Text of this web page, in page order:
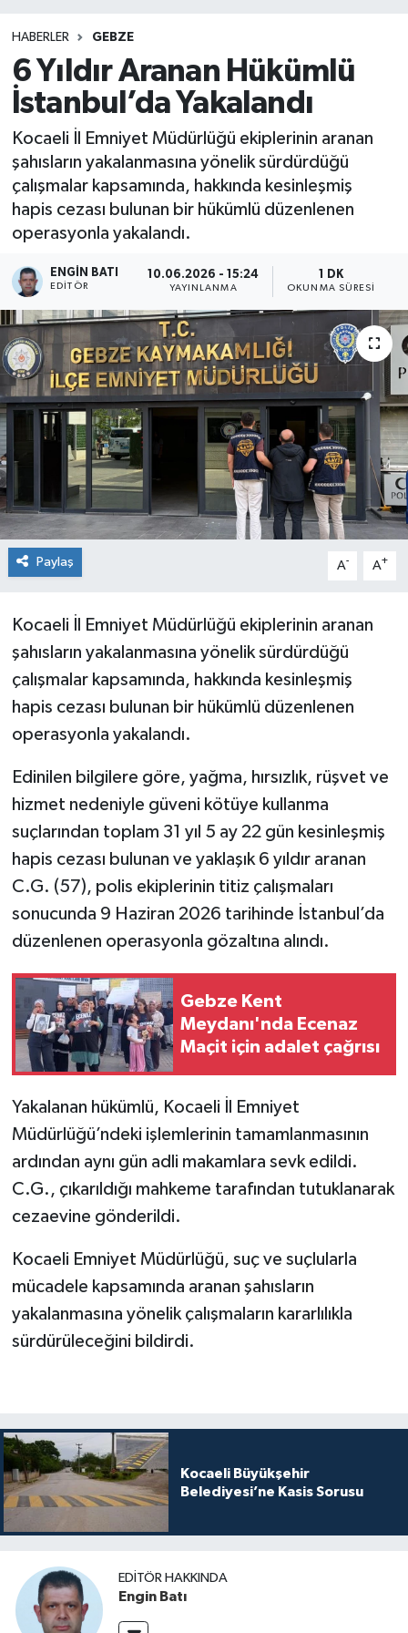
HABERLER GEBZE
6 Yıldır Aranan Hükümlü
İstanbul’da Yakalandı
Kocaeli İl Emniyet Müdürlüğü ekiplerinin aranan
şahısların yakalanmasına yönelik sürdürdüğü
çalışmalar kapsamında, hakkında kesinleşmiş
hapis cezası bulunan bir hükümlü düzenlenen
operasyonla yakalandı.
ENGIN BATI
EDITÖR
10.06.2026 - 15:24
YAYINLANMA
1 DK
OKUNMA SÜRESI
Paylaş A- A+
Kocaeli İl Emniyet Müdürlüğü ekiplerinin aranan
şahısların yakalanmasına yönelik sürdürdüğü
çalışmalar kapsamında, hakkında kesinleşmiş
hapis cezası bulunan bir hükümlü düzenlenen
operasyonla yakalandı.
Edinilen bilgilere göre, yağma, hırsızlık, rüşvet ve
hizmet nedeniyle güveni kötüye kullanma
suçlarından toplam 31 yıl 5 ay 22 gün kesinleşmiş
hapis cezası bulunan ve yaklaşık 6 yıldır aranan
C.G. (57), polis ekiplerinin titiz çalışmaları
sonucunda 9 Haziran 2026 tarihinde İstanbul’da
düzenlenen operasyonla gözaltına alındı.
Gebze Kent
Meydanı'nda Ecenaz
Maçit için adalet çağrısı
Yakalanan hükümlü, Kocaeli İl Emniyet
Müdürlüğü’ndeki işlemlerinin tamamlanmasının
ardından aynı gün adli makamlara sevk edildi.
C.G., çıkarıldığı mahkeme tarafından tutuklanarak
cezaevine gönderildi.
Kocaeli Emniyet Müdürlüğü, suç ve suçlularla
mücadele kapsamında aranan şahısların
yakalanmasına yönelik çalışmaların kararlılıkla
sürdürüleceğini bildirdi.
Kocaeli Büyükşehir
Belediyesi’ne Kasis Sorusu
EDITÖR HAKKINDA
Engin Batı